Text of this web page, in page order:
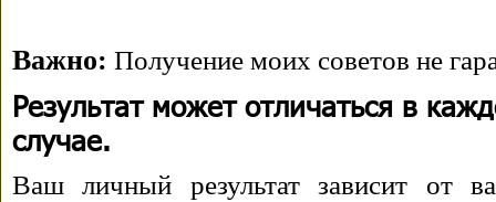
Важно: Получение моих советов не
Результат может отличаться в
случае.
Ваш личный результат зависит от